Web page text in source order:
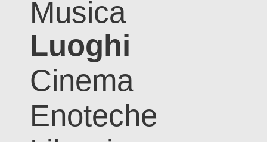
Musica
Luoghi
Cinema
Enoteche